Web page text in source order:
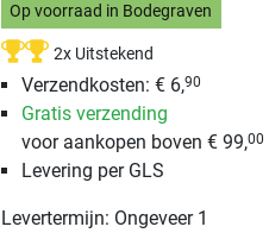
Op voorraad in Bodegraven
2x Uitstekend
Verzendkosten: € 6,90
Gratis verzending
voor aankopen boven € 99,00
Levering per GLS
Levertermijn: Ongeveer 1